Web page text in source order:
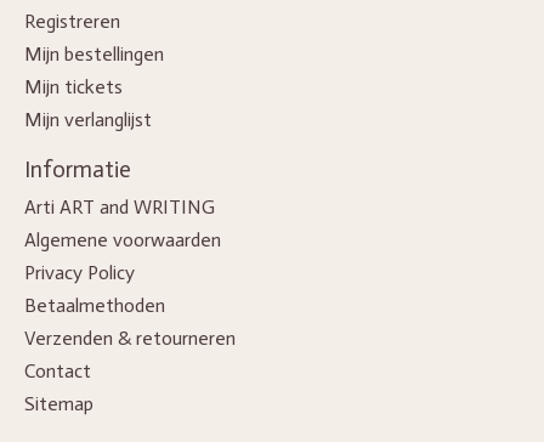
Registreren
Mijn bestellingen
Mijn tickets
Mijn verlanglijst
Informatie
Arti ART and WRITING
Algemene voorwaarden
Privacy Policy
Betaalmethoden
Verzenden & retourneren
Contact
Sitemap